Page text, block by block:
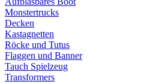
Monstertrucks
Decken
Kastagnetten
Röcke und Tutus
Flaggen und Banner
Tauch Spielzeug
Transformers